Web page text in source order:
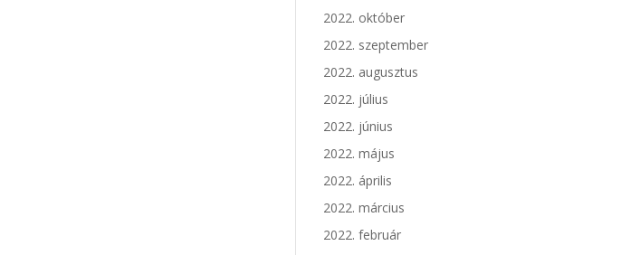
2022. október
2022. szeptember
2022. augusztus
2022. július
2022. június
2022. május
2022. április
2022. március
2022. február